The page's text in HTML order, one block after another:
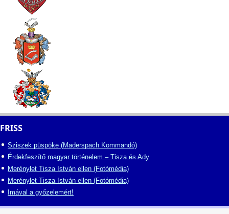
FRISS
Sziszek püspöke (Maderspach Kommandó)
Érdekfeszítő magyar történelem – Tisza és Ady
Merénylet Tisza István ellen (Fotómédia)
Merénylet Tisza István ellen (Fotómédia)
Imával a győzelemért!